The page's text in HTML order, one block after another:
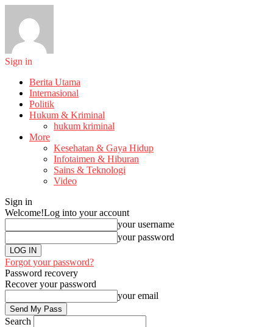
Sign in
Berita Utama
Internasional
Politik
Hukum & Kriminal
hukum kriminal
More
Kesehatan & Gaya Hidup
Infotaimen & Hiburan
Sains & Teknologi
Video
Sign in
Welcome!Log into your account
your username
your password
Forgot your password?
Password recovery
Recover your password
your email
Search